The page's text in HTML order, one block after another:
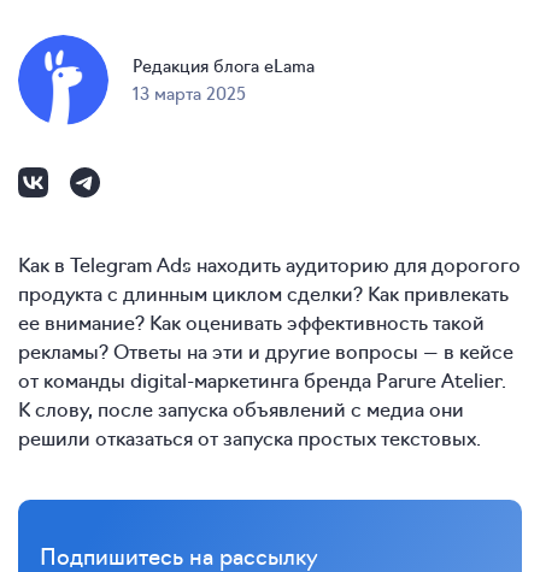
Редакция блога eLama
13 марта 2025
Как в Telegram Ads находить аудиторию для дорогого
продукта с длинным циклом сделки? Как привлекать
ее внимание? Как оценивать эффективность такой
рекламы? Ответы на эти и другие вопросы — в кейсе
от команды digital-маркетинга бренда Parure Atelier.
К слову, после запуска объявлений с медиа они
решили отказаться от запуска простых текстовых.
Подпишитесь на рассылку